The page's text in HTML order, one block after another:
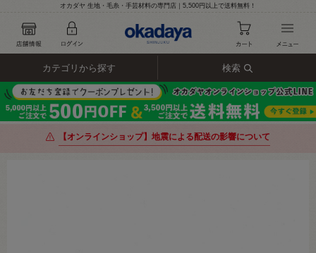
オカダヤ 生地・毛糸・手芸材料の専門店｜5,500円以上で送料無料！
カテゴリから探す 検索
【オンラインショップ】地震による配送の影響について